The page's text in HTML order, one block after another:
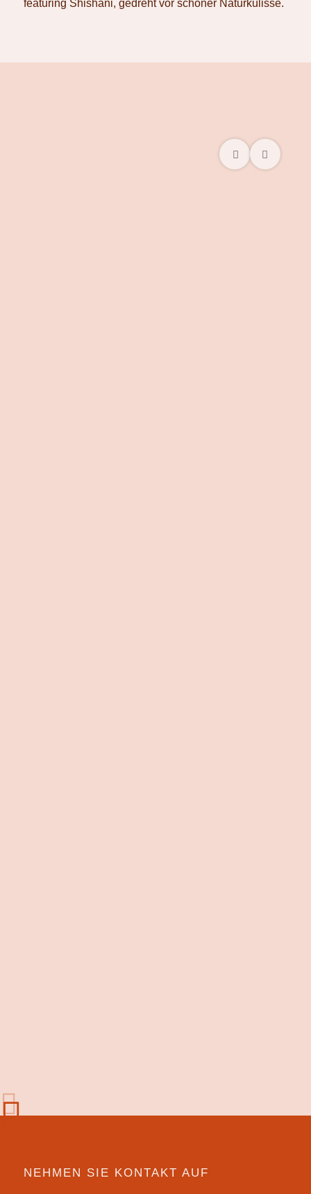
featuring Shishani, gedreht vor schöner Naturkulisse.
NEHMEN SIE KONTAKT AUF